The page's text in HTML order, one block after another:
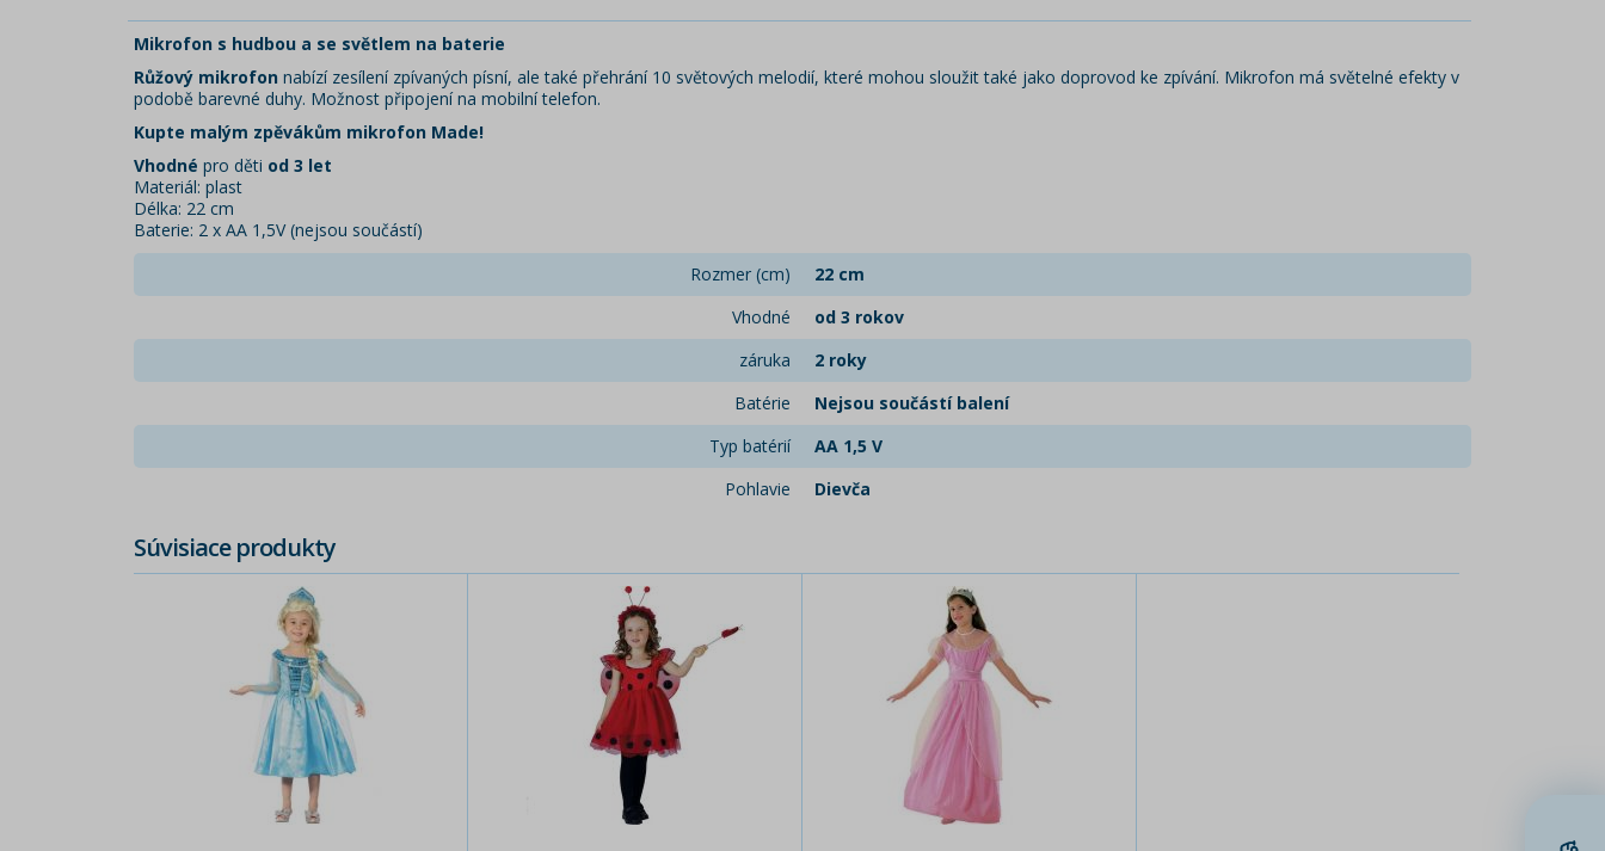
Mikrofon s hudbou a se světlem na baterie
Růžový mikrofon nabízí zesílení zpívaných písní, ale také přehrání 10 světových melodií, které mohou sloužit také jako doprovod ke zpívání. Mikrofon má světelné efekty v
podobě barevné duhy. Možnost připojení na mobilní telefon.
Kupte malým zpěvákům mikrofon Made!
Vhodné pro děti od 3 let
Materiál: plast
Délka: 22 cm
Baterie: 2 x AA 1,5V (nejsou součástí)
Rozmer (cm)
22 cm
Vhodné
od 3 rokov
záruka
2 roky
Batérie
Nejsou součástí balení
Typ batérií
AA 1,5 V
Pohlavie
Dievča
Súvisiace produkty